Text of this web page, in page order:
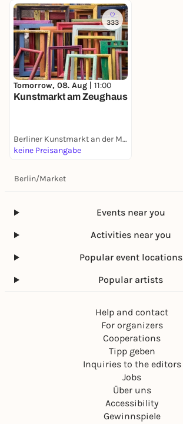
333
Tomorrow, 08. Aug | 11:00
Kunstmarkt am Zeughaus
Berliner Kunstmarkt an der Museumsinsel
keine Preisangabe
Berlin/Market
Events near you
Activities near you
Popular event locations
Popular artists
Help and contact
For organizers
Cooperations
Tipp geben
Inquiries to the editors
Jobs
Über uns
Accessibility
Gewinnspiele